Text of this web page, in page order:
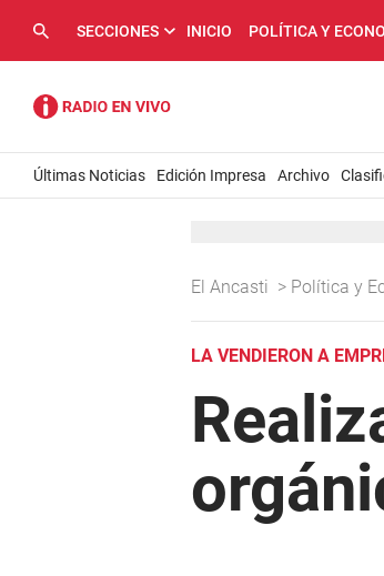
SECCIONES INICIO POLÍTICA Y
Últimas Noticias Edición Impresa Archivo
El Ancasti > Política y
LA VENDIERON A